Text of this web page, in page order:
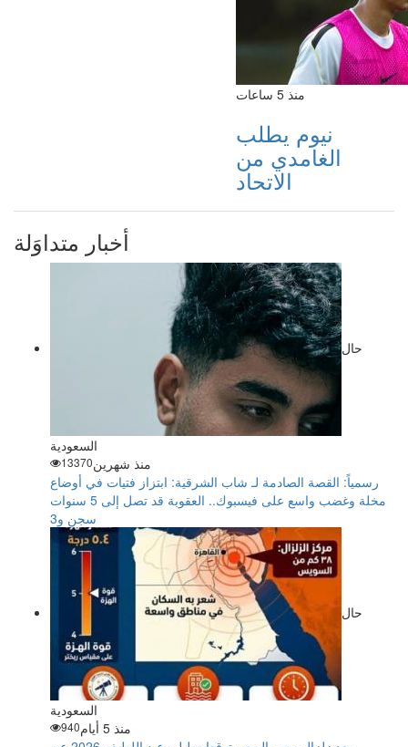
منذ 5 ساعات
نيوم يطلب
الغامدي من
الاتحاد
أخبار متداوَلة
حال
السعودية
منذ شهرين13370
رسمياً: القصة الصادمة لـ شاب الشرقية: ابتزاز فتيات في أوضاع
مخلة وغضب واسع على فيسبوك.. العقوبة قد تصل إلى 5 سنوات
سجن و3
حال
السعودية
منذ 5 أيام
940